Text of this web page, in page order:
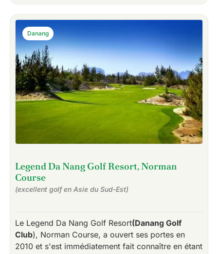
Legend Da Nang Golf Resort, Norman
Course
(excellent golf en Asie du Sud-Est)
Le Legend Da Nang Golf Resort(Danang Golf
Club), Norman Course, a ouvert ses portes en
2010 et s'est immédiatement fait connaître en étant
Danang